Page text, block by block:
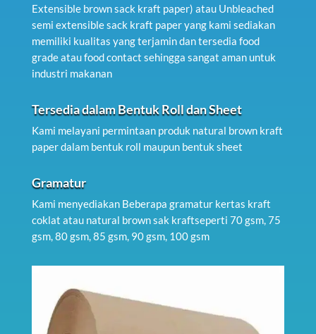
Extensible brown sack kraft paper) atau Unbleached
semi extensible sack kraft paper yang kami sediakan
memiliki kualitas yang terjamin dan tersedia food
grade atau food contact sehingga sangat aman untuk
industri makanan
Tersedia dalam Bentuk Roll dan Sheet
Kami melayani permintaan produk natural brown kraft
paper dalam bentuk roll maupun bentuk sheet
Gramatur
Kami menyediakan Beberapa gramatur kertas kraft
coklat atau natural brown sak kraftseperti 70 gsm, 75
gsm, 80 gsm, 85 gsm, 90 gsm, 100 gsm